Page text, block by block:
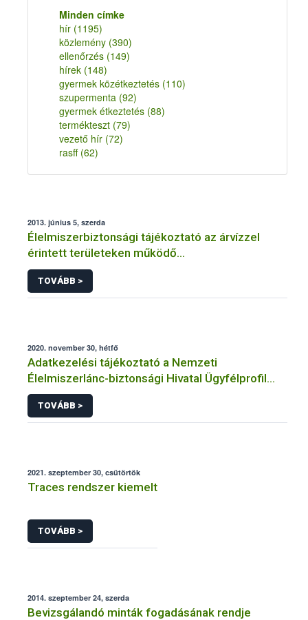
Minden címke
hír (1195)
közlemény (390)
ellenőrzés (149)
hírek (148)
gyermek közétkeztetés (110)
szupermenta (92)
gyermek étkeztetés (88)
termékteszt (79)
vezető hír (72)
rasff (62)
2013. június 5, szerda
Élelmiszerbiztonsági tájékoztató az árvízzel
érintett területeken működő
élelmiszervállalkozások számára
TOVÁBB >
2020. november 30, hétfő
Adatkezelési tájékoztató a Nemzeti
Élelmiszerlánc-biztonsági Hivatal Ügyfélprofil
Rendszerben borászat és alkoholos ital előállítás
témakörben intézhető közhatalmi eljárásaihoz
kapcsolódó adatkezeléséhez
TOVÁBB >
2021. szeptember 30, csütörtök
Traces rendszer kiemelt
TOVÁBB >
2014. szeptember 24, szerda
Bevizsgálandó minták fogadásának rendje